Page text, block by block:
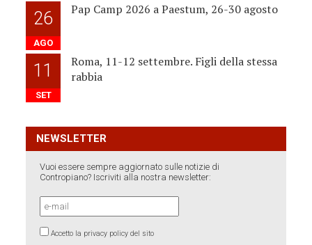
26
AGO
Pap Camp 2026 a Paestum, 26-30 agosto
11
SET
Roma, 11-12 settembre. Figli della stessa
rabbia
NEWSLETTER
Vuoi essere sempre aggiornato sulle notizie di
Contropiano? Iscriviti alla nostra newsletter:
Accetto la privacy policy del sito